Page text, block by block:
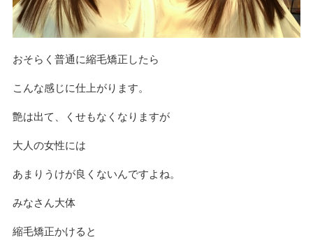
おそらく普通に縮毛矯正したら
こんな感じに仕上がります。
艶は出て、くせもなくなりますが
大人の女性には
あまりうけが良くないんですよね。
みなさん大体
縮毛矯正かけると